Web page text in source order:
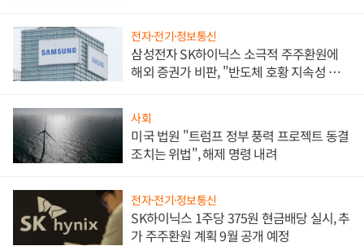
전자·전기·정보통신
삼성전자 SK하이닉스 소극적 주주환원에
해외 증권가 비판, "반도체 호황 지속성 의
사회
미국 법원 "트럼프 정부 풍력 프로젝트 동결
조치는 위법", 해제 명령 내려
전자·전기·정보통신
SK하이닉스 1주당 375원 현금배당 실시, 추
가 주주환원 계획 9월 공개 예정